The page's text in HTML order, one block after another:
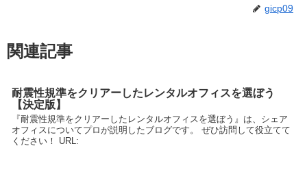
gicp09
関連記事
耐震性規準をクリアーしたレンタルオフィスを選ぼう
【決定版】
『耐震性規準をクリアーしたレンタルオフィスを選ぼう』は、シェア
オフィスについてプロが説明したブログです。 ぜひ訪問して役立てて
ください！ URL: